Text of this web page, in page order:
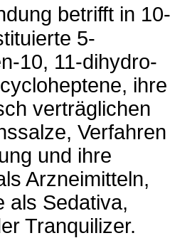
betrifft in 10-
5-
10, 11-dihydro-
ihre
verträglichen
und ihre
Arzneimitteln,
als Sedativa,
Tranquilizer.